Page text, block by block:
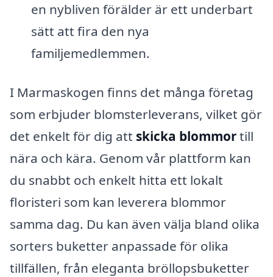
en nybliven förälder är ett underbart
sätt att fira den nya
familjemedlemmen.
I Marmaskogen finns det många företag
som erbjuder blomsterleverans, vilket gör
det enkelt för dig att skicka blommortill
nära och kära. Genom vår plattform kan
du snabbt och enkelt hitta ett lokalt
floristeri som kan leverera blommor
samma dag. Du kan även välja bland olika
sorters buketter anpassade för olika
tillfällen, från eleganta bröllopsbuketter